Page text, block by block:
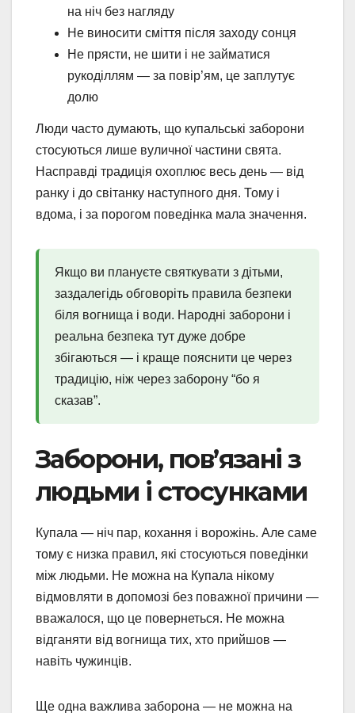
на ніч без нагляду
Не виносити сміття після заходу сонця
Не прясти, не шити і не займатися
рукоділлям — за повір’ям, це заплутує
долю
Люди часто думають, що купальські заборони
стосуються лише вуличної частини свята.
Насправді традиція охоплює весь день — від
ранку і до світанку наступного дня. Тому і
вдома, і за порогом поведінка мала значення.
Якщо ви плануєте святкувати з дітьми,
заздалегідь обговоріть правила безпеки
біля вогнища і води. Народні заборони і
реальна безпека тут дуже добре
збігаються — і краще пояснити це через
традицію, ніж через заборону “бо я
сказав”.
Заборони, пов’язані з
людьми і стосунками
Купала — ніч пар, кохання і ворожінь. Але саме
тому є низка правил, які стосуються поведінки
між людьми. Не можна на Купала нікому
відмовляти в допомозі без поважної причини —
вважалося, що це повернеться. Не можна
відганяти від вогнища тих, хто прийшов —
навіть чужинців.
Ще одна важлива заборона — не можна на